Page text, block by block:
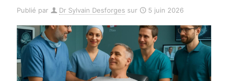
Publié par Dr Sylvain Desforges sur 5 juin 2026